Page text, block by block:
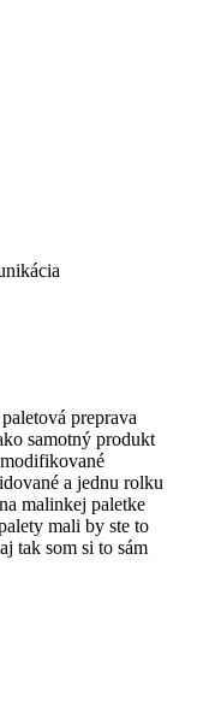
preprava
samotný produkt
a jednu rolku
malinkej paletke
mali by ste to
tak som si to sám